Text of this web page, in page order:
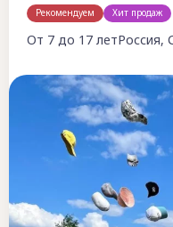
Рекомендуем Хит продаж
От 7 до 17 летРоссия,